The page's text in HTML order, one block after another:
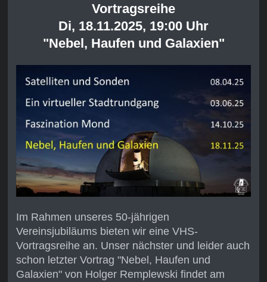
Vortragsreihe
Di, 18.11.2025, 19:00 Uhr
"Nebel, Haufen und Galaxien"
Im Rahmen unseres 50-jährigen
Vereinsjubiläums bieten wir eine VHS-
Vortragsreihe an. Unser nächster und leider auch
schon letzter Vortrag "Nebel, Haufen und
Galaxien" von Holger Remplewski findet am